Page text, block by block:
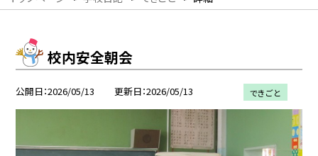
校内安全朝会
公開日 2026/05/13 更新日 2026/05/13 できごと